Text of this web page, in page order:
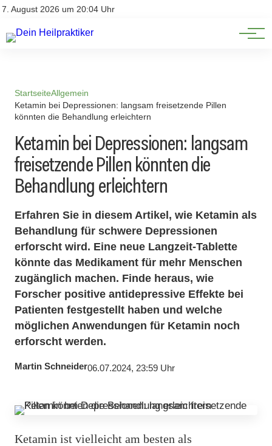
7. August 2026 um 20:04 Uhr
Impressum
Natürliche Medizin
Heilpflanzen & Kräuterkunde
StartseiteAllgemein
Ketamin bei Depressionen: langsam freisetzende Pillen
könnten die Behandlung erleichtern
Ketamin bei Depressionen: langsam
freisetzende Pillen könnten die
Behandlung erleichtern
Erfahren Sie in diesem Artikel, wie Ketamin als
Behandlung für schwere Depressionen
erforscht wird. Eine neue Langzeit-Tablette
könnte das Medikament für mehr Menschen
zugänglich machen. Finde heraus, wie
Forscher positive antidepressive Effekte bei
Patienten festgestellt haben und welche
möglichen Anwendungen für Ketamin noch
erforscht werden.
Martin Schneider06.07.2024, 23:59 Uhr
Ketamin ist vielleicht am besten als